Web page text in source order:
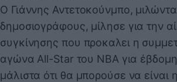
Ο Γιάννης Αντετοκούνμπο,
δημοσιογράφους, μίλησε για την
συγκίνησης που προκαλει η
αγώνα All-Star του NBA για
μάλιστα ότι θα μπορούσε να είναι